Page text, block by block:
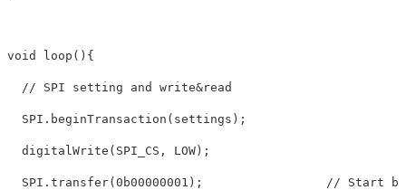
void loop (){
// SPI setting and write&read
SPI . beginTransaction ( settings );
digitalWrite ( SPI_CS , LOW);
SPI . transfer(0b00000001 ); // Start